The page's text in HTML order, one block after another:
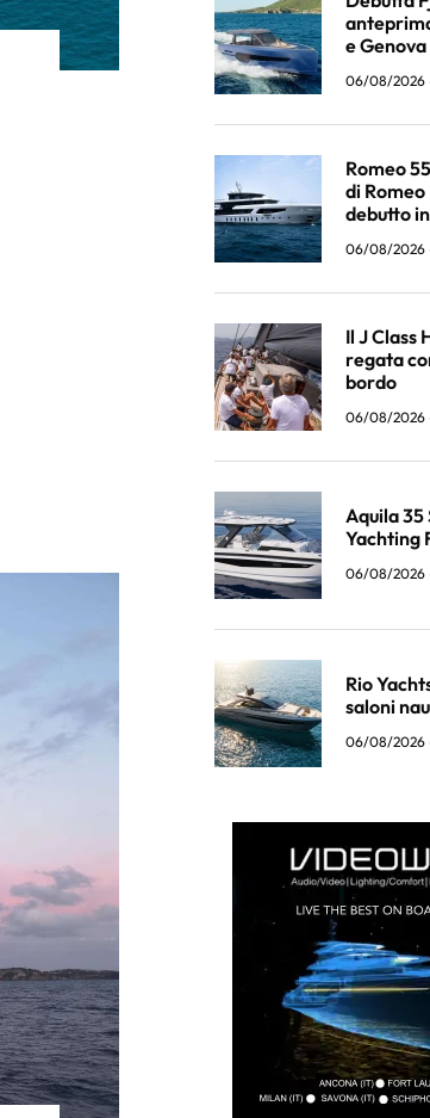
e Genova
06/08/2026
Romeo
di
debutto
06/08/2026
Il J Class
regata
bordo
06/08/2026
Aquila 35
Yachting
06/08/2026
Rio
saloni
06/08/2026